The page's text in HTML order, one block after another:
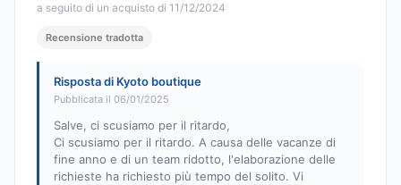
a seguito di un acquisto di 11/12/2024
Recensione tradotta
Risposta di Kyoto boutique
Pubblicata il 06/01/2025
Salve, ci scusiamo per il ritardo,
Ci scusiamo per il ritardo. A causa delle vacanze di
fine anno e di un team ridotto, l'elaborazione delle
richieste ha richiesto più tempo del solito. Vi